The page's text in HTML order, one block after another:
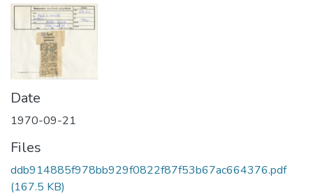
About us
Date
1970-09-21
Files
ddb914885f978bb929f0822f87f53b67ac664376.pdf
(167.5 KB)